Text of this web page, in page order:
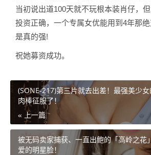
当初说出道100天就不玩根本装肖仔，
投资正确，一个专属女优能用到4年那
是真的强!
祝她募资成功。
(SONE-217)第三片就去出差！最强美少
肉棒征服了！
« 上一篇
被无码卖家捕获、一直出鲍的「高岭之花
爱的明星脸！